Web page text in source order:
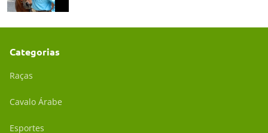
Categorias
Raças
Cavalo Árabe
Esportes